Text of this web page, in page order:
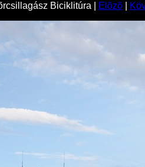
Biciklitúra | Elõzõ